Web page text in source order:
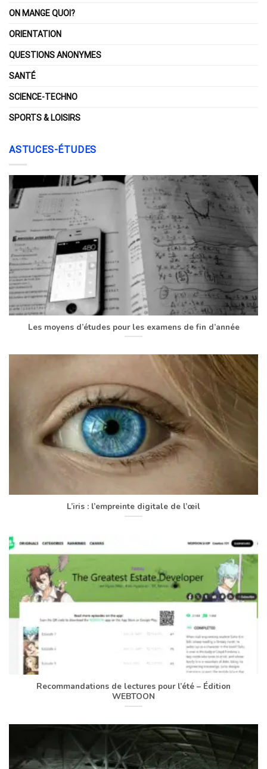
ON MANGE QUOI?
ORIENTATION
QUESTIONS ANONYMES
SANTÉ
SCIENCE-TECHNO
SPORTS & LOISIRS
ASTUCES-ÉTUDES
Les moyens d’études pour les examens de fin d’année
L’iris : l’empreinte digitale de l’œil
Recommandations de lectures pour l’été – Édition
WEBTOON